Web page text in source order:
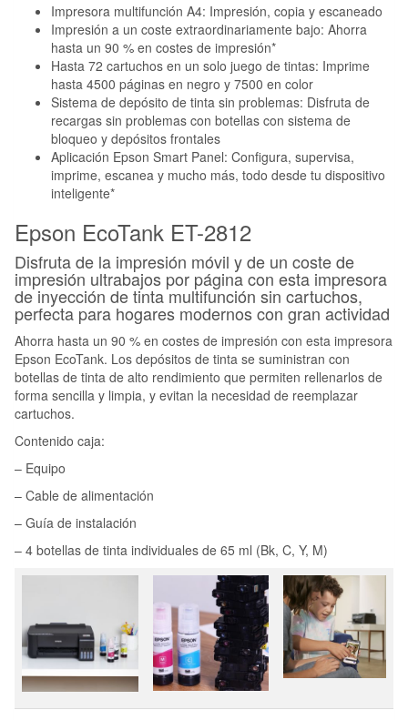
Impresora multifunción A4: Impresión, copia y escaneado
Impresión a un coste extraordinariamente bajo: Ahorra
hasta un 90 % en costes de impresión*
Hasta 72 cartuchos en un solo juego de tintas: Imprime
hasta 4500 páginas en negro y 7500 en color
Sistema de depósito de tinta sin problemas: Disfruta de
recargas sin problemas con botellas con sistema de
bloqueo y depósitos frontales
Aplicación Epson Smart Panel: Configura, supervisa,
imprime, escanea y mucho más, todo desde tu dispositivo
inteligente*
Epson EcoTank ET-2812
Disfruta de la impresión móvil y de un coste de
impresión ultrabajos por página con esta impresora
de inyección de tinta multifunción sin cartuchos,
perfecta para hogares modernos con gran actividad
Ahorra hasta un 90 % en costes de impresión con esta impresora
Epson EcoTank. Los depósitos de tinta se suministran con
botellas de tinta de alto rendimiento que permiten rellenarlos de
forma sencilla y limpia, y evitan la necesidad de reemplazar
cartuchos.
Contenido caja:
– Equipo
– Cable de alimentación
– Guía de instalación
– 4 botellas de tinta individuales de 65 ml (Bk, C, Y, M)